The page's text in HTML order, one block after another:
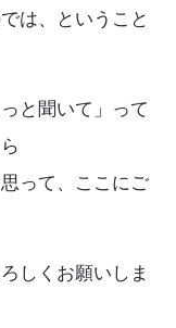
は、ということ
と聞いて」って
って、ここにご
しくお願いしま